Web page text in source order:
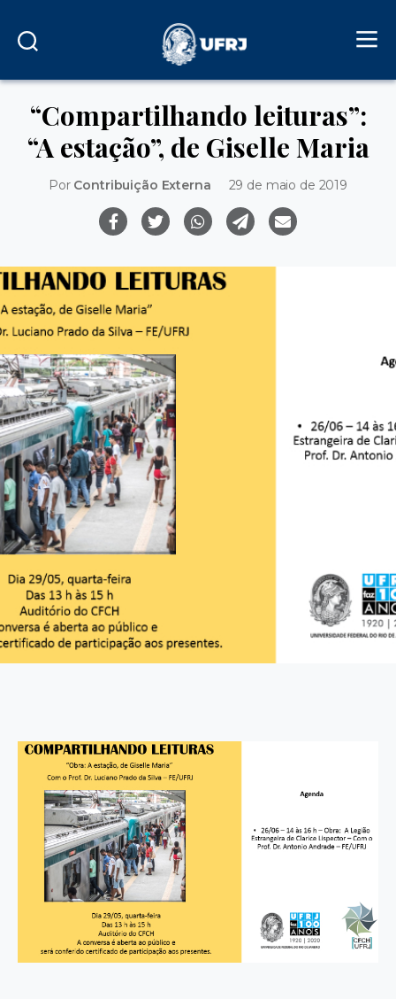
“Compartilhando leituras”:
“A estação”, de Giselle Maria
Por Contribuição Externa 29 de maio de 2019